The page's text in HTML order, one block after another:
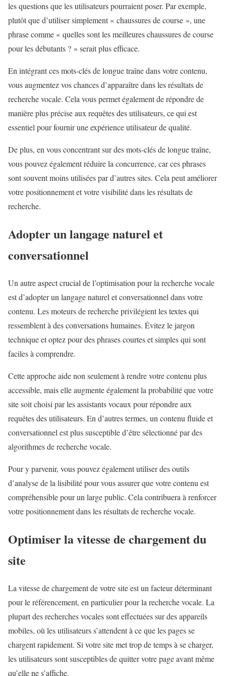
les questions que les utilisateurs pourraient poser. Par exemple,
plutôt que d’utiliser simplement « chaussures de course », une
phrase comme « quelles sont les meilleures chaussures de course
pour les débutants ? » serait plus efficace.
En intégrant ces mots-clés de longue traîne dans votre contenu,
vous augmentez vos chances d’apparaître dans les résultats de
recherche vocale. Cela vous permet également de répondre de
manière plus précise aux requêtes des utilisateurs, ce qui est
essentiel pour fournir une expérience utilisateur de qualité.
De plus, en vous concentrant sur des mots-clés de longue traîne,
vous pouvez également réduire la concurrence, car ces phrases
sont souvent moins utilisées par d’autres sites. Cela peut améliorer
votre positionnement et votre visibilité dans les résultats de
recherche.
Adopter un langage naturel et
conversationnel
Un autre aspect crucial de l’optimisation pour la recherche vocale
est d’adopter un langage naturel et conversationnel dans votre
contenu. Les moteurs de recherche privilégient les textes qui
ressemblent à des conversations humaines. Évitez le jargon
technique et optez pour des phrases courtes et simples qui sont
faciles à comprendre.
Cette approche aide non seulement à rendre votre contenu plus
accessible, mais elle augmente également la probabilité que votre
site soit choisi par les assistants vocaux pour répondre aux
requêtes des utilisateurs. En d’autres termes, un contenu fluide et
conversationnel est plus susceptible d’être sélectionné par des
algorithmes de recherche vocale.
Pour y parvenir, vous pouvez également utiliser des outils
d’analyse de la lisibilité pour vous assurer que votre contenu est
compréhensible pour un large public. Cela contribuera à renforcer
votre positionnement dans les résultats de recherche vocale.
Optimiser la vitesse de chargement du
site
La vitesse de chargement de votre site est un facteur déterminant
pour le référencement, en particulier pour la recherche vocale. La
plupart des recherches vocales sont effectuées sur des appareils
mobiles, où les utilisateurs s’attendent à ce que les pages se
chargent rapidement. Si votre site met trop de temps à se charger,
les utilisateurs sont susceptibles de quitter votre page avant même
qu’elle ne s’affiche.